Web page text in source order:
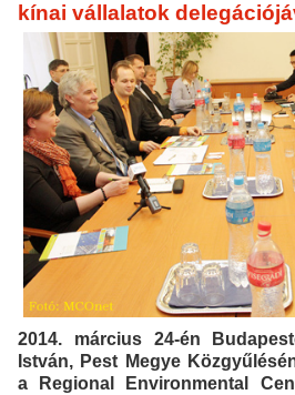
kínai vállalatok
2014. március 24-én
István, Pest Megye
a Regional Environmental